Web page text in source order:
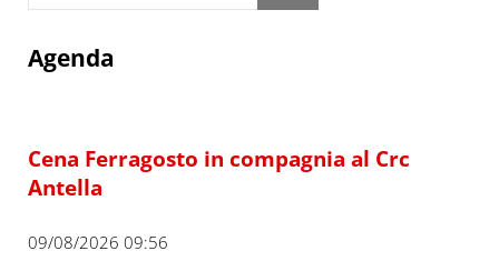
Agenda
Cena Ferragosto in compagnia al Crc
Antella
09/08/2026 09:56